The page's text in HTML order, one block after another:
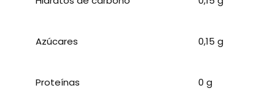
Azúcares 0,15 g
Proteínas 0 g